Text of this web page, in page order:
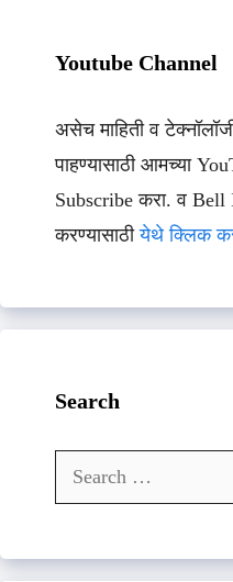
Youtube Channel
असेच माहिती व
पाहण्यासाठी आमच्या
Subscribe करा. व
करण्यासाठीयेथे क्लिक
Search
Search
for: